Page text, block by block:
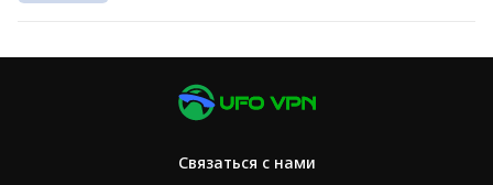
Связаться с нами